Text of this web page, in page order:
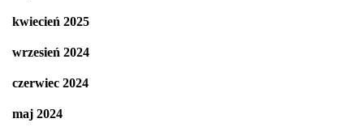
kwiecień 2025
wrzesień 2024
czerwiec 2024
maj 2024